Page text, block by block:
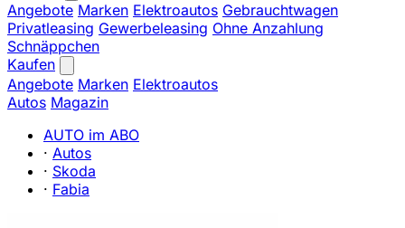
Angebote Marken Elektroautos Gebrauchtwagen
Privatleasing Gewerbeleasing Ohne Anzahlung
Schnäppchen
Kaufen
Angebote Marken Elektroautos
Autos Magazin
AUTO im ABO
· Autos
· Skoda
· Fabia